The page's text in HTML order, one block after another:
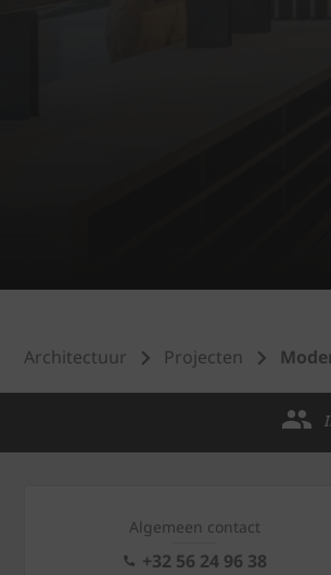
Architectuur Projecten
Algemeen contact
+32 56 24 96 38